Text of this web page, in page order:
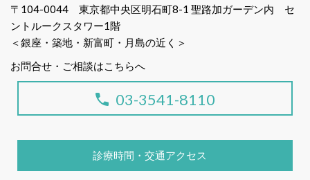
〒104-0044 東京都中央区明石町8-1 聖路加ガーデン内 セ
ントルークスタワー1階
＜銀座・築地・新富町・月島の近く＞
お問合せ・ご相談はこちらへ
03-3541-8110
診療時間・交通アクセス